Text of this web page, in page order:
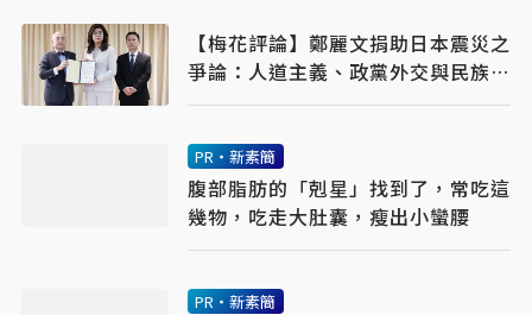
【梅花評論】鄭麗文捐助日本震災之
爭論：人道主義、政黨外交與民族主
義之平衡
PR・新素簡
腹部脂肪的「剋星」找到了，常吃這
幾物，吃走大肚囊，瘦出小蠻腰
PR・新素簡